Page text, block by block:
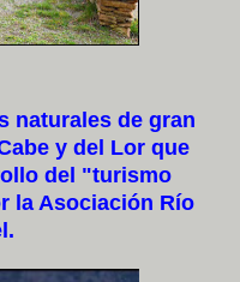
de gran
y del Lor que
del "turismo
la Asociación Río